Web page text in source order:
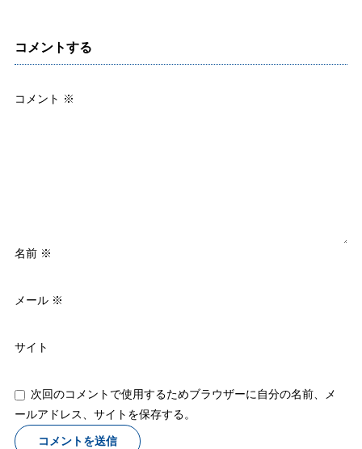
コメントする
コメント ※
名前 ※
メール ※
サイト
次回のコメントで使用するためブラウザーに自分の名前、メ
ールアドレス、サイトを保存する。